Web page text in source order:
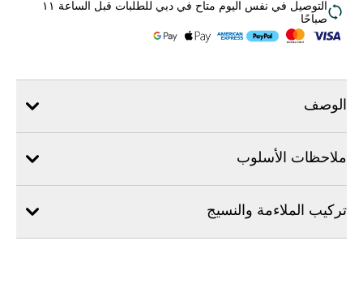
التوصيل في نفس اليوم متاح في دبي للطلبات قبل الساعة ١١
صباحًا
الوصف
ملاحظات الأسلوب
تركيب الملاءمة والنسيج